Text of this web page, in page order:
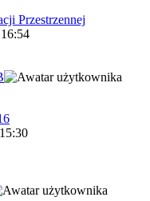
Przestrzennej